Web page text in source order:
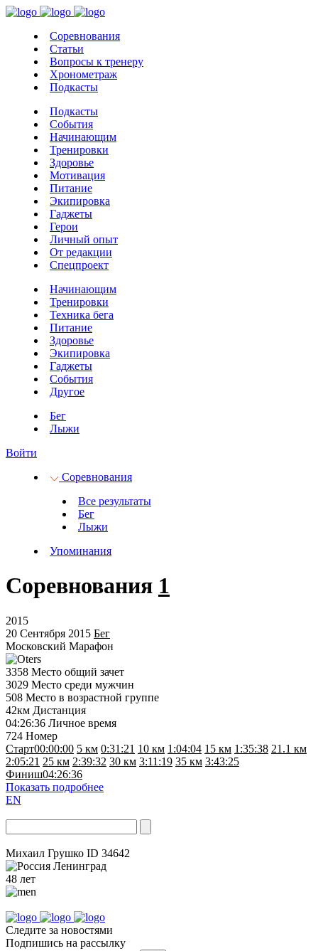
Соревнования
Статьи
Вопросы к тренеру
Хронометраж
Подкасты
Подкасты
События
Начинающим
Тренировки
Здоровье
Мотивация
Питание
Экипировка
Гаджеты
Герои
Личный опыт
От редакции
Спецпроект
Начинающим
Тренировки
Техника бега
Питание
Здоровье
Экипировка
Гаджеты
События
Другое
Бег
Лыжи
Войти
Соревнования
Все результаты
Бег
Лыжи
Упоминания
Соревнования 1
2015
20 Сентября 2015 Бег
Московский Марафон
3358 Место общий зачет
3029 Место среди мужчин
508 Место в возрастной группе
42км Дистанция
04:26:36 Личное время
724 Номер
Старт00:00:00 5 км 0:31:21 10 км 1:04:04 15 км 1:35:38 21.1 км
2:05:21 25 км 2:39:32 30 км 3:11:19 35 км 3:43:25
Финиш04:26:36
Показать подробнее
EN
Михаил Грушко ID 34642
Ленинград
48 лет
Следите за новостями
Подпишись на рассылку